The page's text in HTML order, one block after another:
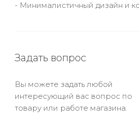
- Минималистичный дизайн и
Задать вопрос
Вы можете задать любой
интересующий вас вопрос по
товару или работе магазина.